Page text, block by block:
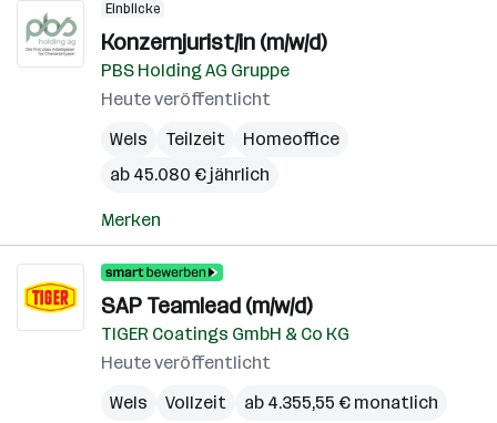
Einblicke
Konzernjurist/in (m/w/d)
PBS Holding AG Gruppe
Heute veröffentlicht
Wels
Teilzeit
Homeoffice
ab 45.080 € jährlich
Merken
SAP Teamlead (m/w/d)
TIGER Coatings GmbH & Co KG
Heute veröffentlicht
Wels
Vollzeit ab 4.355,55 € monatlich